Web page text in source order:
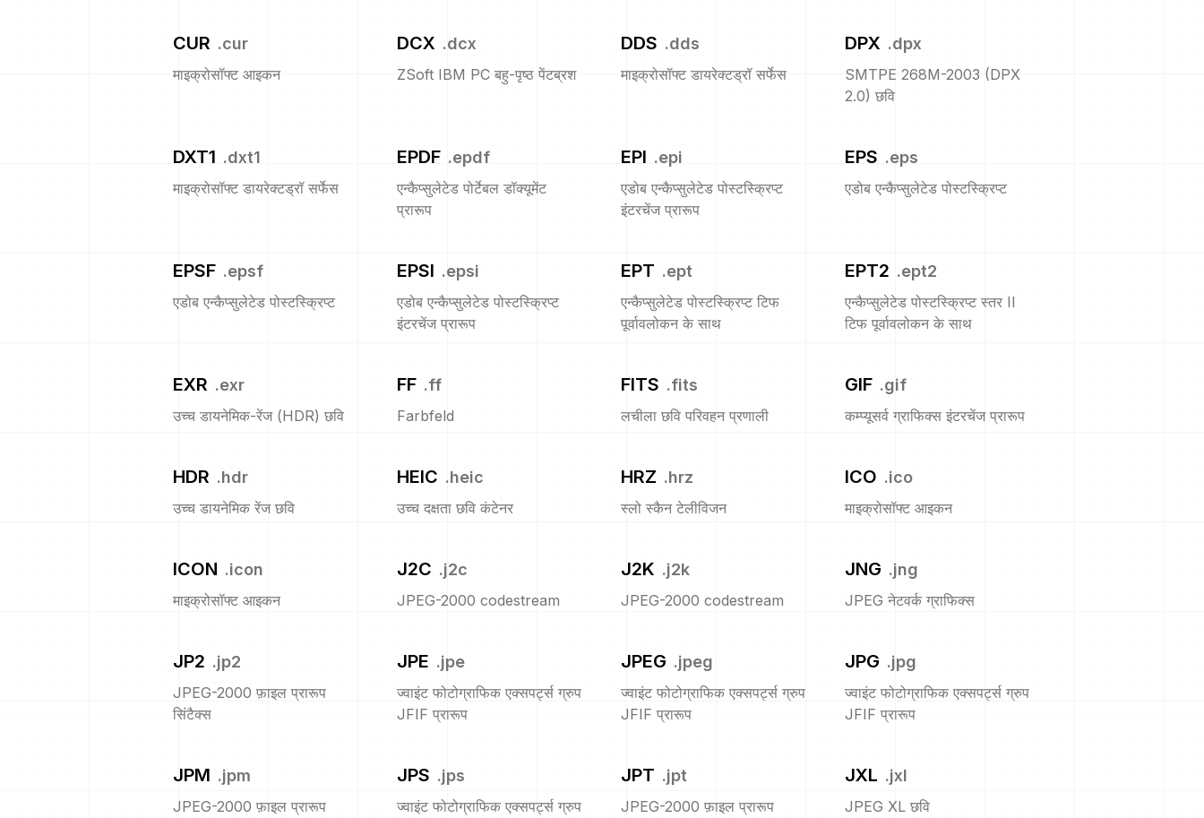
CUR .cur
माइक्रोसॉफ्ट आइकन
DCX .dcx
ZSoft IBM PC बहु-पृष्ठ पेंटब्रश
DDS .dds
माइक्रोसॉफ्ट डायरेक्टड्रॉ सर्फेस
DPX .dpx
SMTPE 268M-2003 (DPX
2.0) छवि
DXT1 .dxt1
माइक्रोसॉफ्ट डायरेक्टड्रॉ सर्फेस
EPDF .epdf
एन्कैप्सुलेटेड पोर्टेबल डॉक्यूमेंट
प्रारूप
EPI .epi
एडोब एन्कैप्सुलेटेड पोस्टस्क्रिप्ट
इंटरचेंज प्रारूप
EPS .eps
एडोब एन्कैप्सुलेटेड पोस्टस्क्रिप्ट
EPSF .epsf
एडोब एन्कैप्सुलेटेड पोस्टस्क्रिप्ट
EPSI .epsi
एडोब एन्कैप्सुलेटेड पोस्टस्क्रिप्ट
इंटरचेंज प्रारूप
EPT .ept
एन्कैप्सुलेटेड पोस्टस्क्रिप्ट टिफ
पूर्वावलोकन के साथ
EPT2 .ept2
एन्कैप्सुलेटेड पोस्टस्क्रिप्ट स्तर II
टिफ पूर्वावलोकन के साथ
EXR .exr
उच्च डायनेमिक-रेंज (HDR) छवि
FF .ff
Farbfeld
FITS .fits
लचीला छवि परिवहन प्रणाली
GIF .gif
कम्प्यूसर्व ग्राफिक्स इंटरचेंज प्रारूप
HDR .hdr
उच्च डायनेमिक रेंज छवि
HEIC .heic
उच्च दक्षता छवि कंटेनर
HRZ .hrz
स्लो स्कैन टेलीविजन
ICO .ico
माइक्रोसॉफ्ट आइकन
ICON .icon
माइक्रोसॉफ्ट आइकन
J2C .j2c
JPEG-2000 codestream
J2K .j2k
JPEG-2000 codestream
JNG .jng
JPEG नेटवर्क ग्राफिक्स
JP2 .jp2
JPEG-2000 फ़ाइल प्रारूप
सिंटैक्स
JPE .jpe
ज्वाइंट फोटोग्राफिक एक्सपर्ट्स ग्रुप
JFIF प्रारूप
JPEG .jpeg
ज्वाइंट फोटोग्राफिक एक्सपर्ट्स ग्रुप
JFIF प्रारूप
JPG .jpg
ज्वाइंट फोटोग्राफिक एक्सपर्ट्स ग्रुप
JFIF प्रारूप
JPM .jpm
JPEG-2000 फ़ाइल प्रारूप
JPS .jps
ज्वाइंट फोटोग्राफिक एक्सपर्ट्स ग्रुप
JPT .jpt
JPEG-2000 फ़ाइल प्रारूप
JXL .jxl
JPEG XL छवि